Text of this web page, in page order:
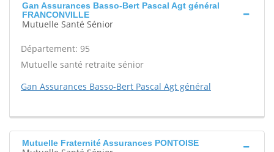
Gan Assurances Basso-Bert Pascal Agt général
FRANCONVILLE
Mutuelle Santé Sénior
Département: 95
Mutuelle santé retraite sénior
Gan Assurances Basso-Bert Pascal Agt général
Mutuelle Fraternité Assurances PONTOISE